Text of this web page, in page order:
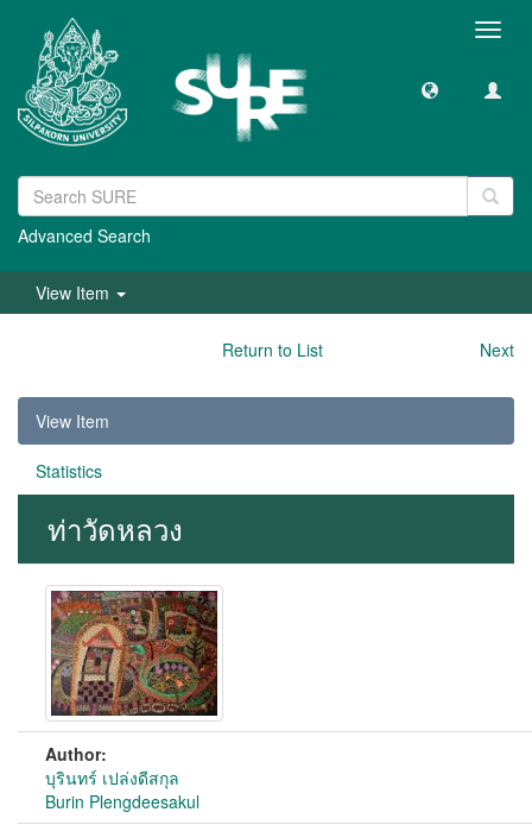
Advanced Search
View Item
Return to List Next
View Item
Statistics
ท่าวัดหลวง
Author:
บุรินทร์ เปล่งดีสกุล
Burin Plengdeesakul